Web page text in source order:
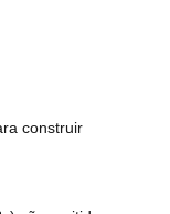
construir